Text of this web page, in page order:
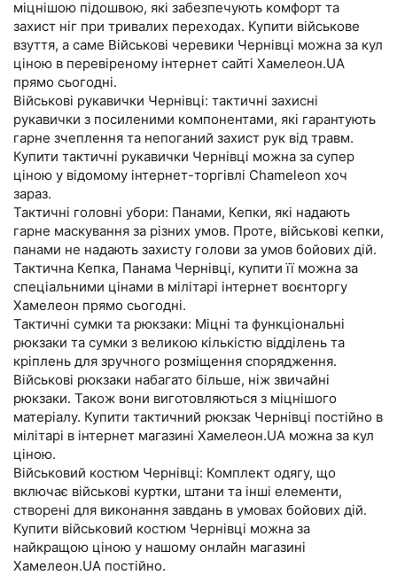
міцнішою підошвою, які забезпечують комфорт та
захист ніг при тривалих переходах. Купити військове
взуття, а саме Військові черевики Чернівці можна за кул
ціною в перевіреному інтернет сайті Хамелеон.UA
прямо сьогодні.
Військові рукавички Чернівці: тактичні захисні
рукавички з посиленими компонентами, які гарантують
гарне зчеплення та непоганий захист рук від травм.
Купити тактичні рукавички Чернівці можна за супер
ціною у відомому інтернет-торгівлі Chameleon хоч
зараз.
Тактичні головні убори: Панами, Кепки, які надають
гарне маскування за різних умов. Проте, військові кепки,
панами не надають захисту голови за умов бойових дій.
Тактична Кепка, Панама Чернівці, купити її можна за
спеціальними цінами в мілітарі інтернет воєнторгу
Хамелеон прямо сьогодні.
Тактичні сумки та рюкзаки: Міцні та функціональні
рюкзаки та сумки з великою кількістю відділень та
кріплень для зручного розміщення спорядження.
Військові рюкзаки набагато більше, ніж звичайні
рюкзаки. Також вони виготовляються з міцнішого
матеріалу. Купити тактичний рюкзак Чернівці постійно в
мілітарі в інтернет магазині Хамелеон.UA можна за кул
ціною.
Військовий костюм Чернівці: Комплект одягу, що
включає військові куртки, штани та інші елементи,
створені для виконання завдань в умовах бойових дій.
Купити військовий костюм Чернівці можна за
найкращою ціною у нашому онлайн магазині
Хамелеон.UA постійно.